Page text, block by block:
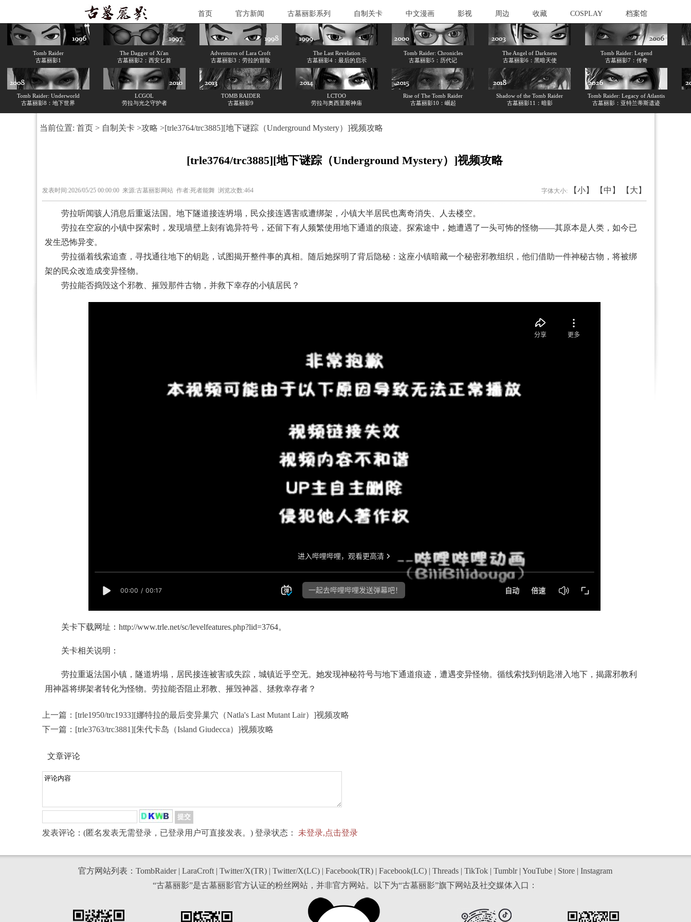
首页 官方新闻 古墓丽影系列 自制关卡 中文漫画 影视 周边 收藏 COSPLAY 档案馆
Tomb Raider
古墓丽影1
The Dagger of Xi'an
古墓丽影2：西安匕首
Adventures of Lara Croft
古墓丽影3：劳拉的冒险
The Last Revelation
古墓丽影4：最后的启示
Tomb Raider: Chronicles
古墓丽影5：历代记
The Angel of Darkness
古墓丽影6：黑暗天使
Tomb Raider: Legend
古墓丽影7：传奇
Tomb Raider: Underworld
古墓丽影8：地下世界
LCGOL
劳拉与光之守护者
TOMB RAIDER
古墓丽影9
LCTOO
劳拉与奥西里斯神庙
Rise of The Tomb Raider
古墓丽影10：崛起
Shadow of the Tomb Raider
古墓丽影11：暗影
Tomb Raider: Legacy of Atlantis
古墓丽影：亚特兰蒂斯遗迹
当前位置: 首页 > 自制关卡 >攻略 >[trle3764/trc3885][地下谜踪（Underground Mystery）]视频攻略
[trle3764/trc3885][地下谜踪（Underground Mystery）]视频攻略
发表时间:2026/05/25 00:00:00 来源:古墓丽影网站 作者:死者能舞 浏览次数:464 字体大小: 【小】 【中】 【大】
劳拉听闻骇人消息后重返法国。地下隧道接连坍塌，民众接连遇害或遭绑架，小镇大半居民也离奇消失、人去楼空。
劳拉在空寂的小镇中探索时，发现墙壁上刻有诡异符号，还留下有人频繁使用地下通道的痕迹。探索途中，她遭遇了一头可怖的怪物——其原本是人类，如今已
发生恐怖异变。
劳拉循着线索追查，寻找通往地下的钥匙，试图揭开整件事的真相。随后她探明了背后隐秘：这座小镇暗藏一个秘密邪教组织，他们借助一件神秘古物，将被绑
架的民众改造成变异怪物。
劳拉能否捣毁这个邪教、摧毁那件古物，并救下幸存的小镇居民？
关卡下载网址： http://www.trle.net/sc/levelfeatures.php?lid=3764。
关卡相关说明：
劳拉重返法国小镇，隧道坍塌，居民接连被害或失踪，城镇近乎空无。她发现神秘符号与地下通道痕迹，遭遇变异怪物。循线索找到钥匙潜入地下，揭露邪教利
用神器将绑架者转化为怪物。劳拉能否阻止邪教、摧毁神器、拯救幸存者？
上一篇： [trle1950/trc1933][娜特拉的最后变异巢穴（Natla's Last Mutant Lair）]视频攻略
下一篇： [trle3763/trc3881][朱代卡岛（Island Giudecca）]视频攻略
文章评论
发表评论：(匿名发表无需登录，已登录用户可直接发表。) 登录状态： 未登录,点击登录
官方网站列表： TombRaider| LaraCroft| Twitter/X(TR)| Twitter/X(LC)| Facebook(TR)| Facebook(LC)| Threads| TikTok| Tumblr| YouTube| Store| Instagram
“古墓丽影”是古墓丽影官方认证的粉丝网站，并非官方网站。以下为“古墓丽影”旗下网站及社交媒体入口：